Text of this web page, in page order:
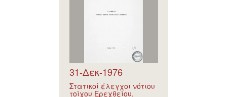
31-Δεκ-1976
Στατικοί έλεγχοι νότιου
τοίχου Ερεχθείου.